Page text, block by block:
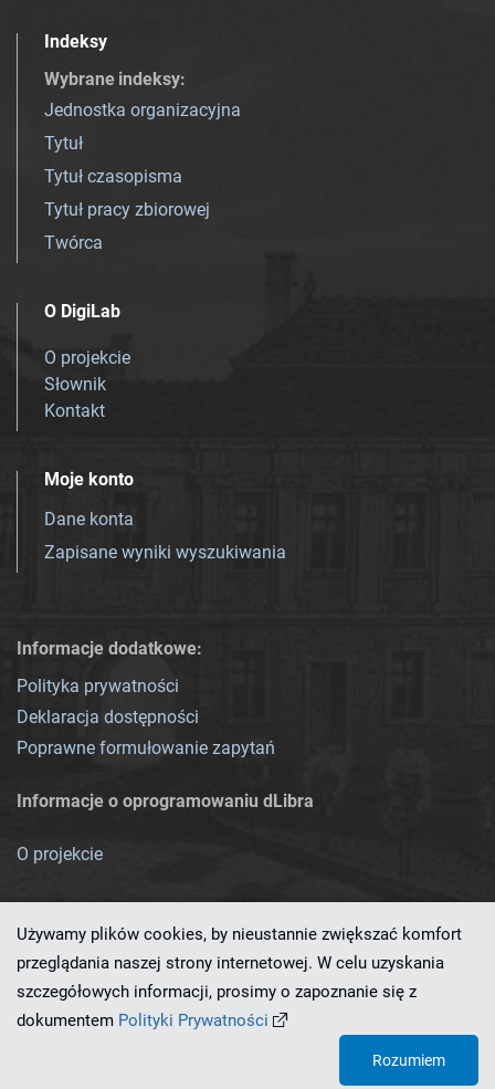
Indeksy
Wybrane indeksy:
Jednostka organizacyjna
Tytuł
Tytuł czasopisma
Tytuł pracy zbiorowej
Twórca
O DigiLab
O projekcie
Słownik
Kontakt
Moje konto
Dane konta
Zapisane wyniki wyszukiwania
Informacje dodatkowe:
Polityka prywatności
Deklaracja dostępności
Poprawne formułowanie zapytań
Informacje o oprogramowaniu dLibra
O projekcie
Ten serwis działa dzięki oprogramowaniu
Używamy plików cookies, by nieustannie zwiększać komfort
przeglądania naszej strony internetowej. W celu uzyskania
szczegółowych informacji, prosimy o zapoznanie się z
dokumentem Polityki Prywatności
Rozumiem